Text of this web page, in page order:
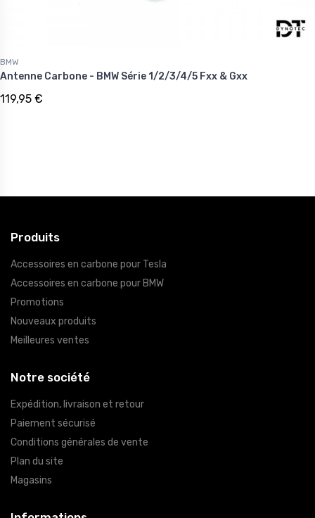
BMW
Antenne Carbone - BMW Série 1/2/3/4/5 Fxx & Gxx
119,95 €
Produits
Accessoires en carbone pour Tesla
Accessoires en carbone pour BMW
Promotions
Nouveaux produits
Meilleures ventes
Notre société
Expédition, livraison et retour
Paiement sécurisé
Conditions générales de vente
Plan du site
Magasins